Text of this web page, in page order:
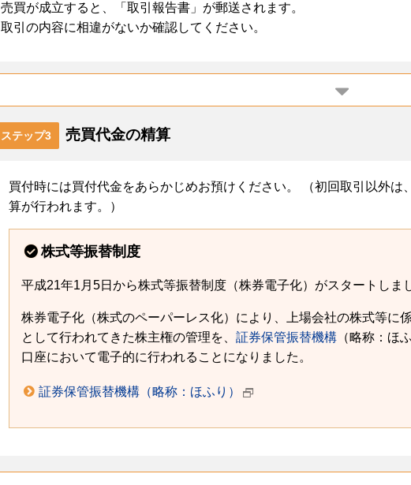
売買が成立すると、「取引報告書」が郵送されます。
取引の内容に相違がないか確認してください。
ステップ3 売買代金の精算
買付時には買付代金をあらかじめお預けください。 （初回取引以外
算が行われます。）
株式等振替制度
平成21年1月5日から株式等振替制度（株券電子化）がスタートしま
株券電子化（株式のペーパーレス化）により、上場会社の株式等に
として行われてきた株主権の管理を、 証券保管振替機構 （略称：ほ
口座において電子的に行われることになりました。
証券保管振替機構（略称：ほふり）